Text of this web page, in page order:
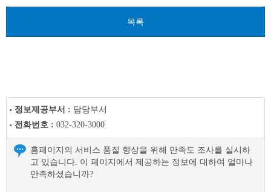
고
목록
정보제공부서 : 담당부서
전화번호 : 032-320-3000
홈페이지의 서비스 품질 향상을 위해 만족도 조사를 실시하
고 있습니다. 이 페이지에서 제공하는 정보에 대하여 얼마나
만족하셨습니까?